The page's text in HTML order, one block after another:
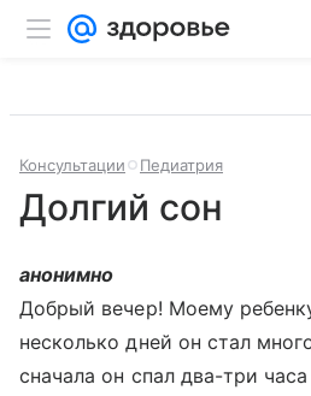
Консультации Педиатрия
Долгий сон
анонимно
Добрый вечер! Моему
несколько дней он стал
сначала он спал два-три